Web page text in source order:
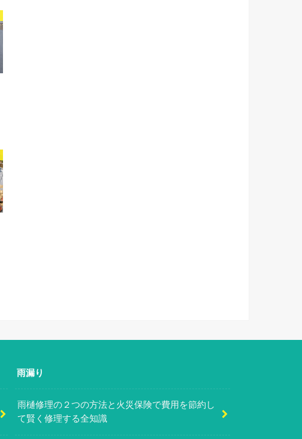
雨漏り
雨樋修理の２つの方法と火災保険で費用を節約し
て賢く修理する全知識